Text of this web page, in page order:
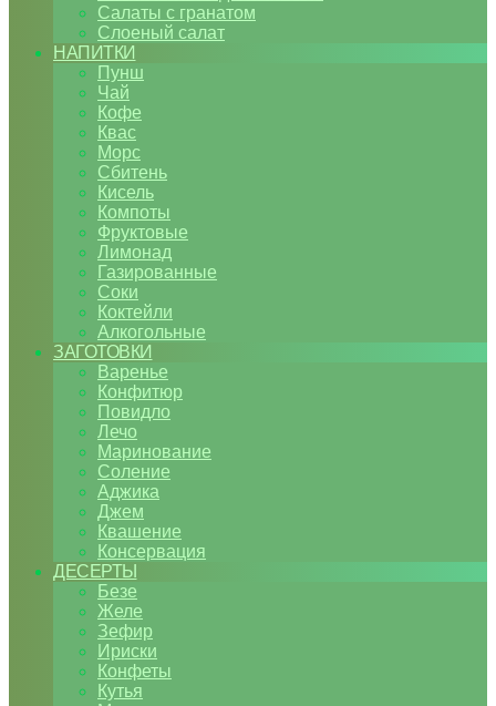
Салаты с гранатом
Слоеный салат
НАПИТКИ
Пунш
Чай
Кофе
Квас
Морс
Сбитень
Кисель
Компоты
Фруктовые
Лимонад
Газированные
Соки
Коктейли
Алкогольные
ЗАГОТОВКИ
Варенье
Конфитюр
Повидло
Лечо
Маринование
Соление
Аджика
Джем
Квашение
Консервация
ДЕСЕРТЫ
Безе
Желе
Зефир
Ириски
Конфеты
Кутья